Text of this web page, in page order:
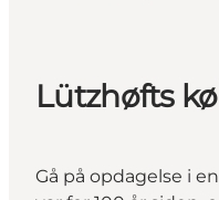
Lützhøfts
Gå på opdagelse i